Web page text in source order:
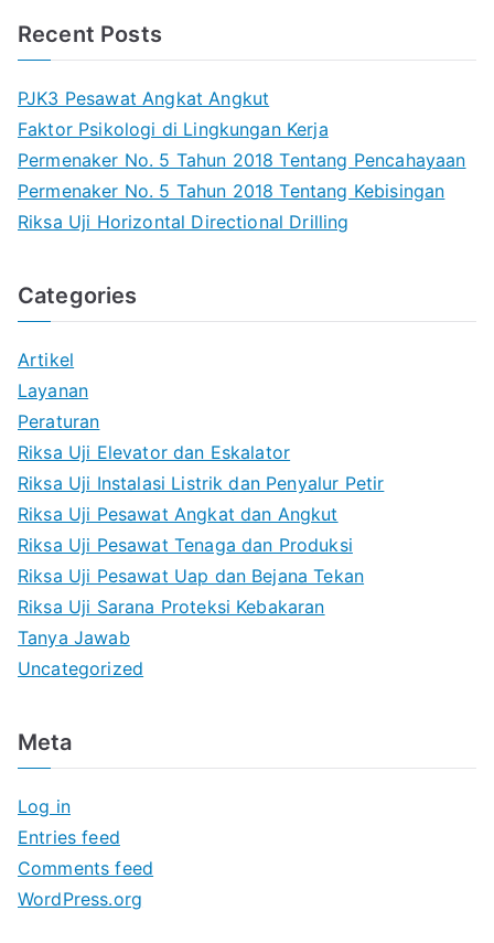
c
Recent Posts
PJK3 Pesawat Angkat Angkut
Faktor Psikologi di Lingkungan Kerja
Permenaker No. 5 Tahun 2018 Tentang Pencahayaan
Permenaker No. 5 Tahun 2018 Tentang Kebisingan
Riksa Uji Horizontal Directional Drilling
Categories
Artikel
Layanan
Peraturan
Riksa Uji Elevator dan Eskalator
Riksa Uji Instalasi Listrik dan Penyalur Petir
Riksa Uji Pesawat Angkat dan Angkut
Riksa Uji Pesawat Tenaga dan Produksi
Riksa Uji Pesawat Uap dan Bejana Tekan
Riksa Uji Sarana Proteksi Kebakaran
Tanya Jawab
Uncategorized
Meta
Log in
Entries feed
Comments feed
WordPress.org